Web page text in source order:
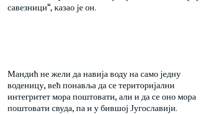
савезници“, казао је он.
Мандић не жели да навија воду на само једну
воденицу, већ понавља да се територијални
интегритет мора поштовати, али и да се оно мора
поштовати свуда, па и у бившој Југославији.